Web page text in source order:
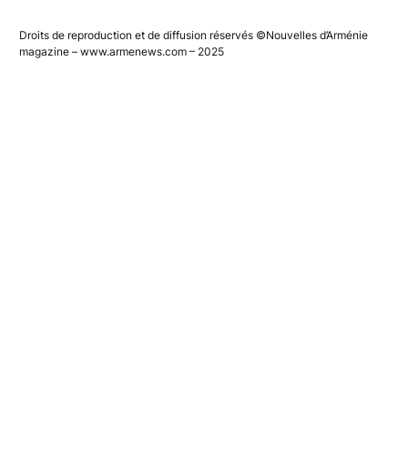
Droits de reproduction et de diffusion réservés ©Nouvelles d’Arménie